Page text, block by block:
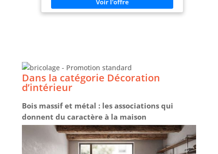
Dans la catégorie Décoration
d’intérieur
Bois massif et métal : les associations qui
donnent du caractère à la maison